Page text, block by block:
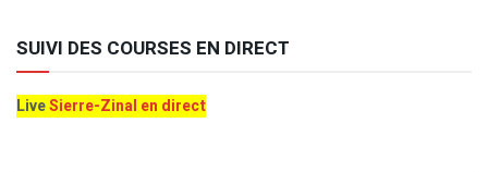
SUIVI DES COURSES EN DIRECT
LiveSierre-Zinal en direct